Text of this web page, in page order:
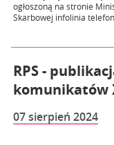
ogłoszoną na stronie
Skarbowej infolinia
RPS -
komunikatów
07 sierpień 2024